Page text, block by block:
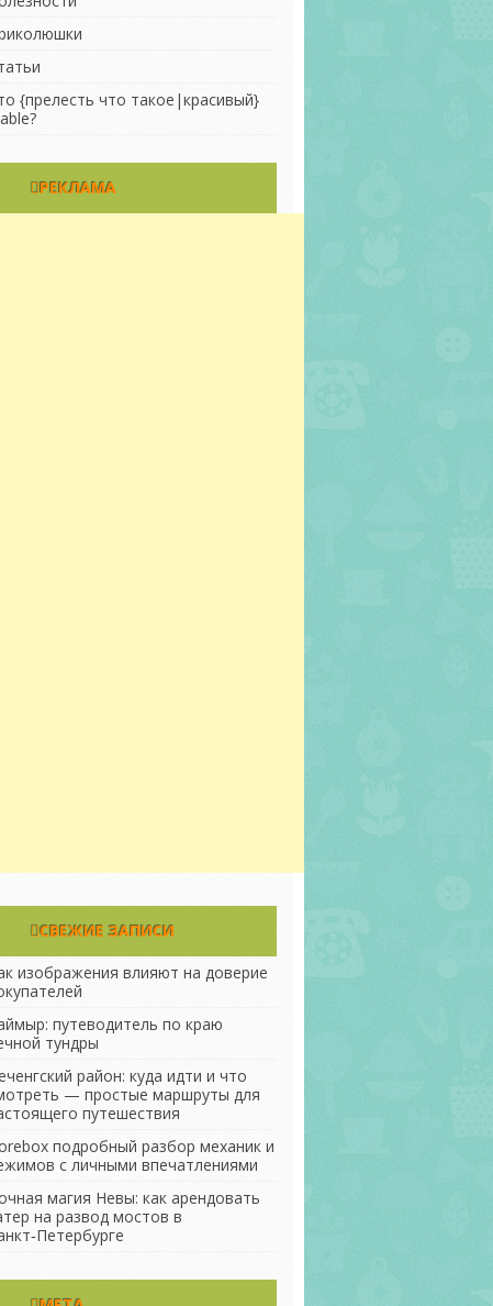
{прелесть что такое|красивый}
РЕКЛАМА
СВЕЖИЕ ЗАПИСИ
изображения влияют на доверие
путеводитель по краю
тундры
район: куда идти и что
— простые маршруты для
путешествия
подробный разбор механик и
с личными впечатлениями
магия Невы: как арендовать
на развод мостов в